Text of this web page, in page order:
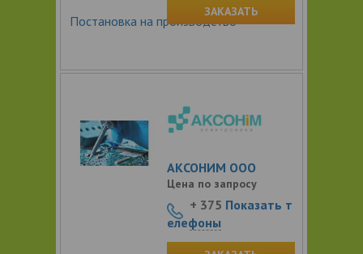
Постановка на производство
ЗАКАЗАТЬ
АКСОНИМ ООО
Цена по запросу
+ 375 Показать т
елефоны